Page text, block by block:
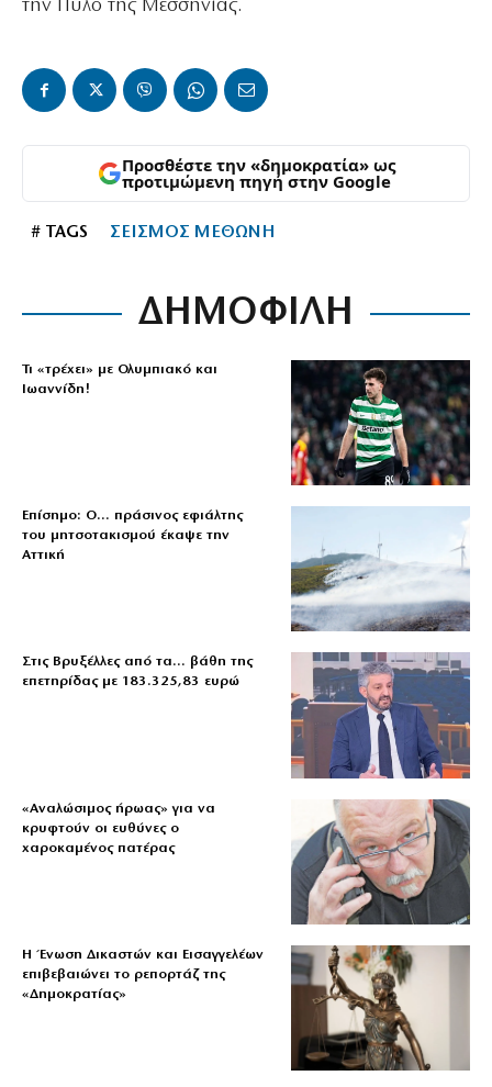
την Πύλο της Μεσσηνίας.
Προσθέστε την «δημοκρατία» ως
προτιμώμενη πηγή στην Google
# TAGS ΣΕΙΣΜΟΣ ΜΕΘΩΝΗ
ΔΗΜΟΦΙΛΗ
Τι «τρέχει» με Ολυμπιακό και
Ιωαννίδη!
Επίσημο: Ο… πράσινος εφιάλτης
του μητσοτακισμού έκαψε την
Αττική
Στις Βρυξέλλες από τα… βάθη της
επετηρίδας με 183.325,83 ευρώ
«Aναλώσιμος ήρωας» για να
κρυφτούν οι ευθύνες ο
χαροκαμένος πατέρας
Η Ένωση Δικαστών και Εισαγγελέων
επιβεβαιώνει το ρεπορτάζ της
«Δημοκρατίας»